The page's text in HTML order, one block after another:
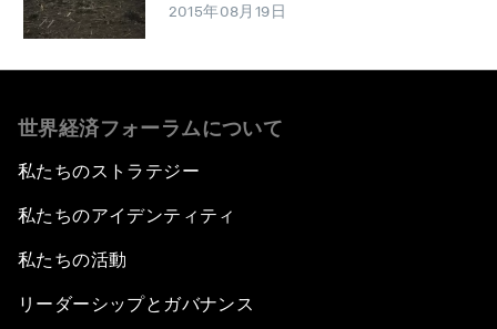
2015年08月19日
世界経済フォーラムについて
私たちのストラテジー
私たちのアイデンティティ
私たちの活動
リーダーシップとガバナンス